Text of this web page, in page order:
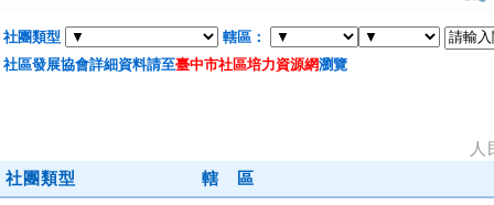
社團類型
轄區：
社區發展協會詳細資料請至臺中市社區培力資源網瀏覽
社團類型
轄 區